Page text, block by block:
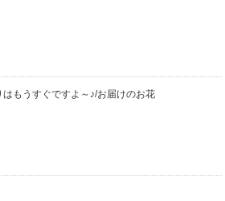
もうすぐですよ～♪/お届けのお花